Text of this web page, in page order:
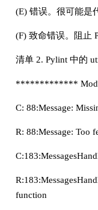
(E) 错误。很可能是
(F) 致命错误。阻止
清单 2. Pylint 中的
*************
C: 88:Message:
R: 88:Message: Too
function